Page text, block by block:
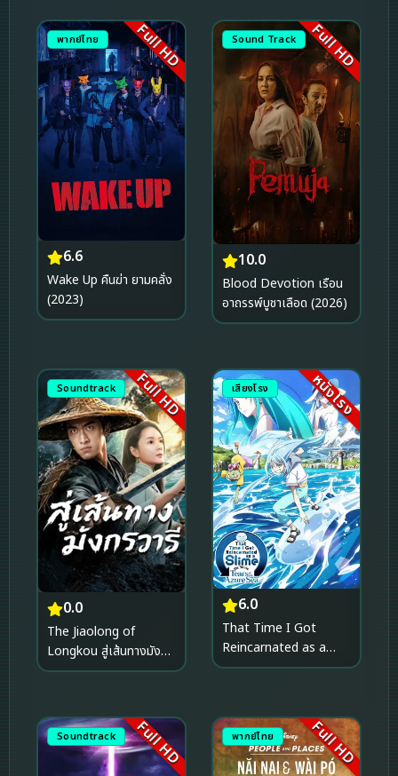
พากย์ไทย Full HD
6.6
Wake Up คืนฆ่า ยามคลั่ง
(2023)
Sound Track Full HD
10.0
Blood Devotion เรือน
อาถรรพ์บูชาเลือด (2026)
Soundtrack Full HD
0.0
The Jiaolong of
Longkou สู่เส้นทางมังกร
วารี (2026)
เสียงโรง หนังโรง
6.0
That Time I Got
Reincarnated as a
Slime the Movie Tears
แล้วเดอะมูฟวี่ ภาคน้ำตา
แห่งห้วงทะเลคราม
(2026)
Soundtrack Full HD พากย์ไทย Full HD